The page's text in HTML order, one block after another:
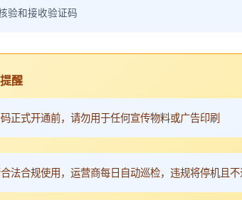
验和接收验证码
醒
正式开通前，请勿用于任何宣传物料或广告印刷
法合规使用，运营商每日自动巡检，违规将停机且